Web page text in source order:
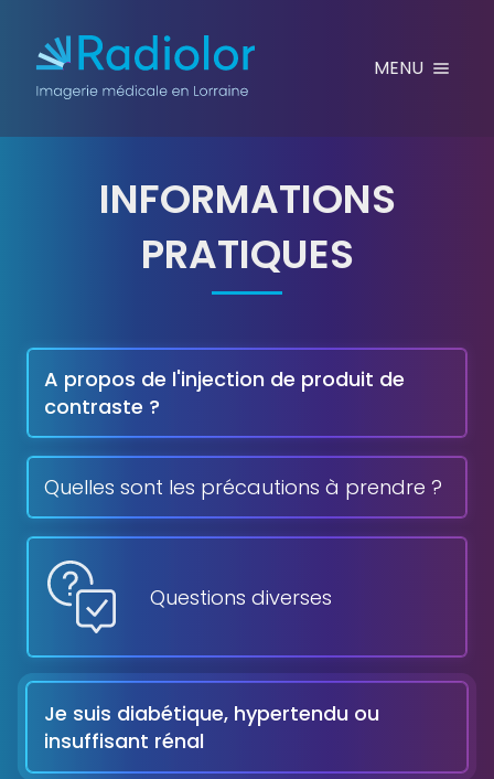
MENU
INFORMATIONS
PRATIQUES
A propos de l'injection de produit de
contraste ?
Quelles sont les précautions à prendre ?
Questions diverses
Je suis diabétique, hypertendu ou
insuffisant rénal